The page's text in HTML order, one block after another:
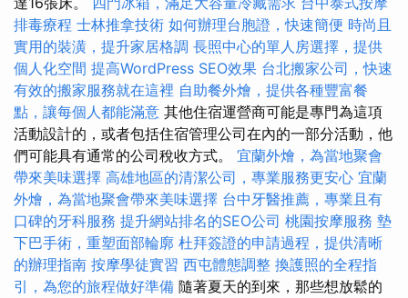
排毒療程 士林推拿技術 如何辦理台胞證，快速簡便 時尚且
實用的裝潢，提升家居格調 長照中心的單人房選擇，提供
個人化空間 提高WordPress SEO效果 台北搬家公司，快速
有效的搬家服務就在這裡 自助餐外燴，提供各種豐富餐
點，讓每個人都能滿意 其他住宿運營商可能是專門為這項
活動設計的，或者包括住宿管理公司在內的一部分活動，他
們可能具有通常的公司稅收方式。 宜蘭外燴，為當地聚會
帶來美味選擇 高雄地區的清潔公司，專業服務更安心 宜蘭
外燴，為當地聚會帶來美味選擇 台中牙醫推薦，專業且有
口碑的牙科服務 提升網站排名的SEO公司 桃園按摩服務 墊
下巴手術，重塑面部輪廓 杜拜簽證的申請過程，提供清晰
的辦理指南 按摩學徒實習 西屯體態調整 換護照的全程指
引，為您的旅程做好準備 隨著夏天的到來，那些想放鬆的